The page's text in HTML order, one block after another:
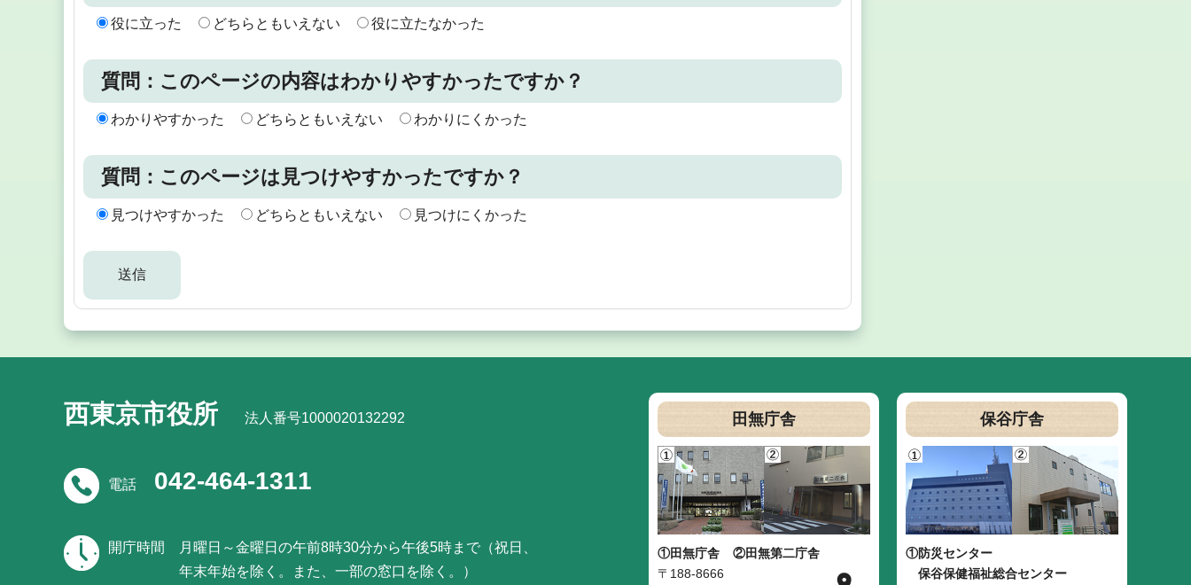
役に立った どちらともいえない 役に立たなかった
質問：このページの内容はわかりやすかったですか？
わかりやすかった どちらともいえない わかりにくかった
質問：このページは見つけやすかったですか？
見つけやすかった どちらともいえない 見つけにくかった
西東京市役所 法人番号1000020132292
電話 042-464-1311
開庁時間
月曜日～金曜日の午前8時30分から午後5時まで（祝日、
年末年始を除く。また、一部の窓口を除く。）
田無庁舎
①田無庁舎
②田無第二庁舎
〒188-8666
保谷庁舎
①防災センター
保谷保健福祉総合センター